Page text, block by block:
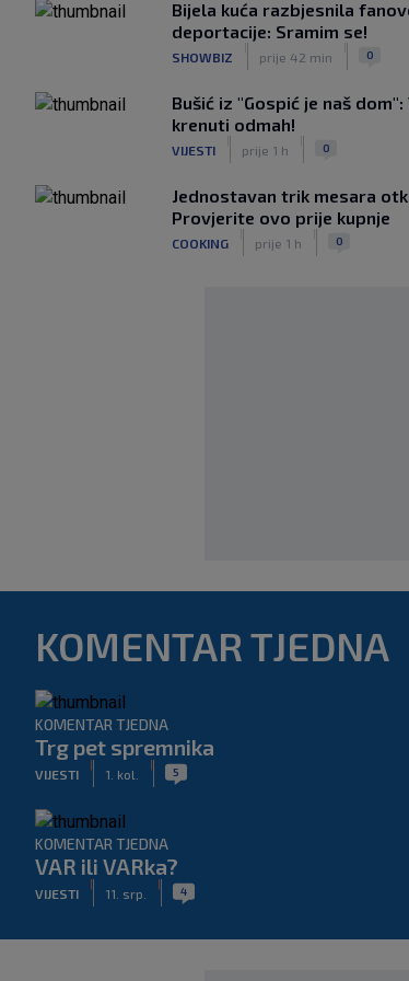
Bijela kuća razbjesnila
deportacije: Sramim se!
SHOWBIZ prije 42 min 0
Bušić iz "Gospić je naš
krenuti odmah!
VIJESTI prije 1 h 0
Jednostavan trik mesara
Provjerite ovo prije kupnje
COOKING prije 1 h 0
KOMENTAR TJEDNA
KOMENTAR TJEDNA
Trg pet spremnika
VIJESTI 1. kol. 5
KOMENTAR TJEDNA
VAR ili VARka?
VIJESTI 11. srp. 4